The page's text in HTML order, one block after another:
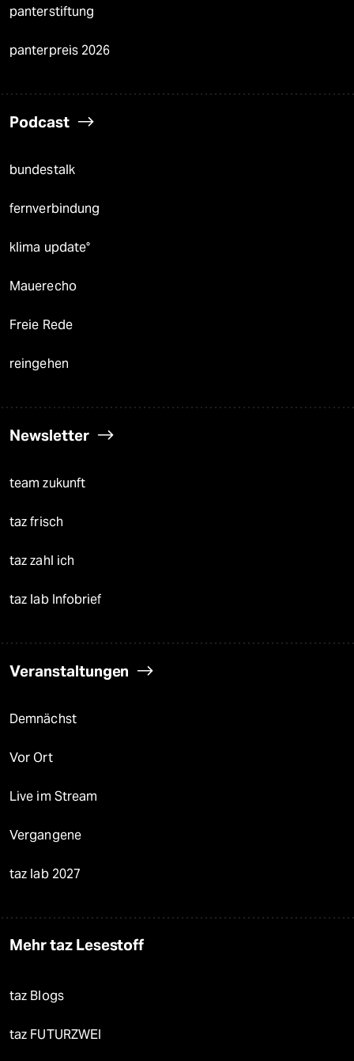
panterstiftung
panterpreis 2026
Podcast
bundestalk
fernverbindung
klima update°
Mauerecho
Freie Rede
reingehen
Newsletter
team zukunft
taz frisch
taz zahl ich
taz lab Infobrief
Veranstaltungen
Demnächst
Vor Ort
Live im Stream
Vergangene
taz lab 2027
Mehr taz Lesestoff
taz Blogs
taz FUTURZWEI